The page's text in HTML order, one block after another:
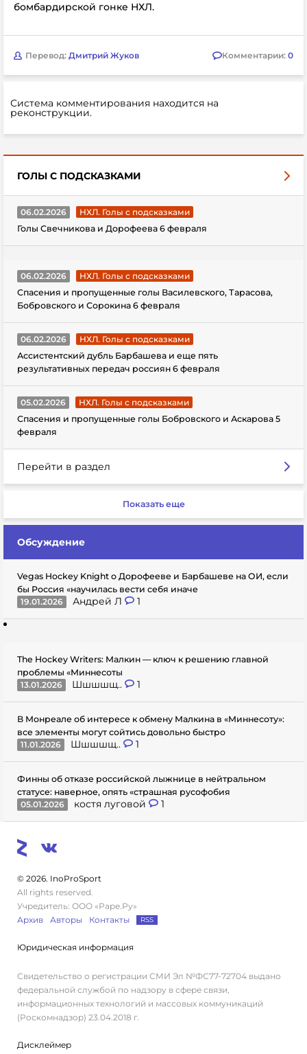
бомбардирской гонке НХЛ.
Перевод: Дмитрий Жуков Комментарии: 0
Система комментирования находится на
реконструкции.
ГОЛЫ С ПОДСКАЗКАМИ
06.02.2026
НХЛ. Голы с подсказками
Голы Свечникова и Дорофеева 6 февраля
06.02.2026
НХЛ. Голы с подсказками
Спасения и пропущенные голы Василевского, Тарасова,
Бобровского и Сорокина 6 февраля
06.02.2026
НХЛ. Голы с подсказками
Ассистентский дубль Барбашева и еще пять
результативных передач россиян 6 февраля
05.02.2026
НХЛ. Голы с подсказками
Спасения и пропущенные голы Бобровского и Аскарова 5
февраля
Перейти в раздел
Показать еще
Обсуждение
Vegas Hockey Knight о Дорофееве и Барбашеве на ОИ, если
бы Россия «научилась вести себя иначе
19.01.2026
Андрей Л 1
The Hockey Writers: Малкин — ключ к решению главной
проблемы «Миннесоты
13.01.2026
Шшшшщ.. 1
В Монреале об интересе к обмену Малкина в «Миннесоту»:
все элементы могут сойтись довольно быстро
11.01.2026
Шшшшщ.. 1
Финны об отказе российской лыжнице в нейтральном
статусе: наверное, опять «страшная русофобия
05.01.2026
костя луговой 1
© 2026. InoProSport
All rights reserved.
Учредитель: ООО «Раре.Ру»
Архив
Авторы Контакты RSS
Юридическая информация
Свидетельство о регистрации СМИ Эл №ФС77-72704 выдано
федеральной службой по надзору в сфере связи,
информационных технологий и массовых коммуникаций
(Роскомнадзор) 23.04.2018 г.
Дисклеймер